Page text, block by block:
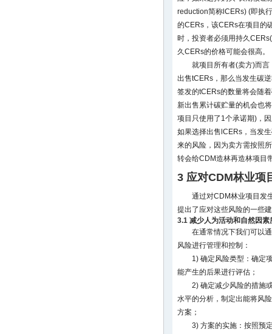
reduction简称lCERs) (即执
的CERs，该CERs在项目的
时，投资者必须用持久
久CERs的价格可能会很高。
就项目所有者(卖方)而
出售tCERs，那么当发生碳
签发的tCERs的数量将会随
新出售累计碳贮量的机会也
项目只使用了1个承诺期)，
如果选择出售lCERs，当发
来的风险，因为卖方需按照
转会给CDM造林再造林项目
3 应对CDM林业项
通过对CDM林业项目发
提出了应对这些风险的一些
3.1 减少人为活动和自然因素
在通常情况下我们可以
风险进行管理和控制：
1) 确定风险类型：确定
能产生的后果进行评估；
2) 确定减少风险的措施
水平的分析，制定出能将风
方案；
3) 方案的实施：按照预